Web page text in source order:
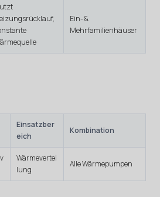
Ein- &
Mehrfamilienhäuser
Einsatzber
eich
Kombination
Wärmevertei
lung
Alle Wärmepumpen